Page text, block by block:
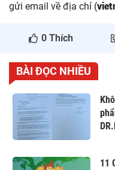
gửi email về địa chỉ (
0 Thích
BÀI ĐỌC NHIỀU
11